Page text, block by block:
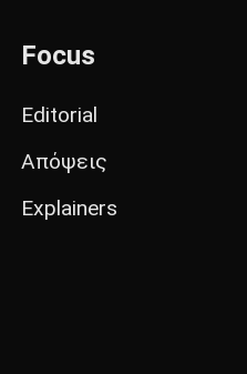
Focus
Editorial
Απόψεις
Explainers